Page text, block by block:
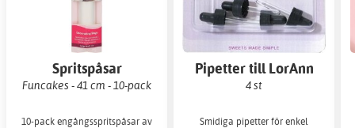
Spritspåsar
Funcakes - 41 cm - 10-pack
10-pack engångsspritspåsar av
Pipetter till LorAnn
Super Strenght Flavor
4 st
Smidiga pipetter för enkel